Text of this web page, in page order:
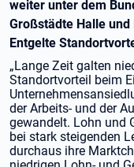
weiter unter dem
Großstädte Halle
Entgelte
„Lange Zeit galten
Standortvorteil beim
der Arbeits- und der
gewandelt. Lohn und
bei stark steigenden
durchaus ihre